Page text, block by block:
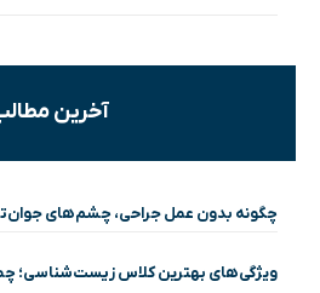
آخرین
چگونه بدون عمل جراحی، چشم‌های
ویژگی‌های بهترین کلاس زیست‌شناسی؛